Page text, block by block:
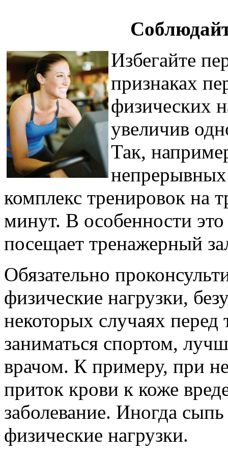
Избегайте
признаках
физических
увеличив
Так,
комплекс тренировок на
минут. В особенности это
посещает тренажерный
Обязательно
физические нагрузки,
некоторых случаях перед
заниматься спортом,
врачом. К примеру, при
приток крови к коже
заболевание. Иногда
физические нагрузки.